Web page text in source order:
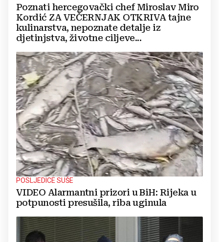
Poznati hercegovački chef Miroslav Miro
Kordić ZA VEČERNJAK OTKRIVA tajne
kulinarstva, nepoznate detalje iz
djetinjstva, životne ciljeve...
POSLJEDICE SUŠE
VIDEO Alarmantni prizori u BiH: Rijeka u
potpunosti presušila, riba uginula